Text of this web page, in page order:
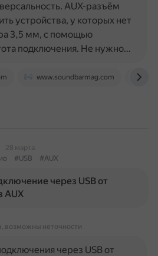
www.soundbarmag.com
AUX-разъём
устройства, у которых нет
3,5 мм, с помощью
подключения. Не нужно…
28 марта
#USB #AUX
через USB от
AUX
возможны неточности
через USB от